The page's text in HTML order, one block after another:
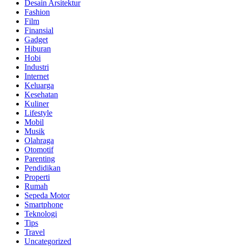
Desain Arsitektur
Fashion
Film
Finansial
Gadget
Hiburan
Hobi
Industri
Internet
Keluarga
Kesehatan
Kuliner
Lifestyle
Mobil
Musik
Olahraga
Otomotif
Parenting
Pendidikan
Properti
Rumah
Sepeda Motor
Smartphone
Teknologi
Tips
Travel
Uncategorized